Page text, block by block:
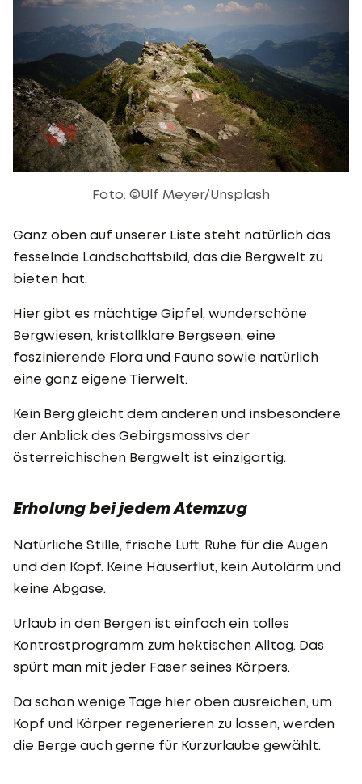
Foto: ©Ulf Meyer/Unsplash
Ganz oben auf unserer Liste steht natürlich das
fesselnde Landschaftsbild, das die Bergwelt zu
bieten hat.
Hier gibt es mächtige Gipfel, wunderschöne
Bergwiesen, kristallklare Bergseen, eine
faszinierende Flora und Fauna sowie natürlich
eine ganz eigene Tierwelt.
Kein Berg gleicht dem anderen und insbesondere
der Anblick des Gebirgsmassivs der
österreichischen Bergwelt ist einzigartig.
Erholung bei jedem Atemzug
Natürliche Stille, frische Luft, Ruhe für die Augen
und den Kopf. Keine Häuserflut, kein Autolärm und
keine Abgase.
Urlaub in den Bergen ist einfach ein tolles
Kontrastprogramm zum hektischen Alltag. Das
spürt man mit jeder Faser seines Körpers.
Da schon wenige Tage hier oben ausreichen, um
Kopf und Körper regenerieren zu lassen, werden
die Berge auch gerne für Kurzurlaube gewählt.